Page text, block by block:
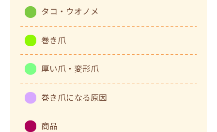
タコ・ウオノメ
巻き爪
厚い爪・変形爪
巻き爪になる原因
商品